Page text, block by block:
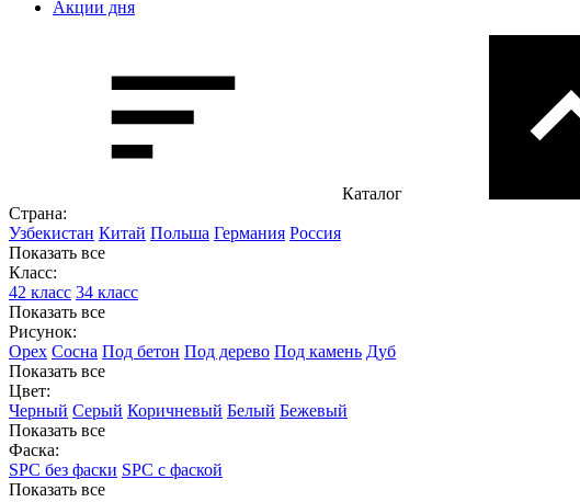
Акции дня
Каталог
Страна:
Узбекистан Китай Польша Германия Россия
Показать все
Класс:
42 класс 34 класс
Показать все
Рисунок:
Орех Сосна Под бетон Под дерево Под камень Дуб
Показать все
Цвет:
Черный Серый Коричневый Белый Бежевый
Показать все
Фаска:
SPC без фаски SPC с фаской
Показать все